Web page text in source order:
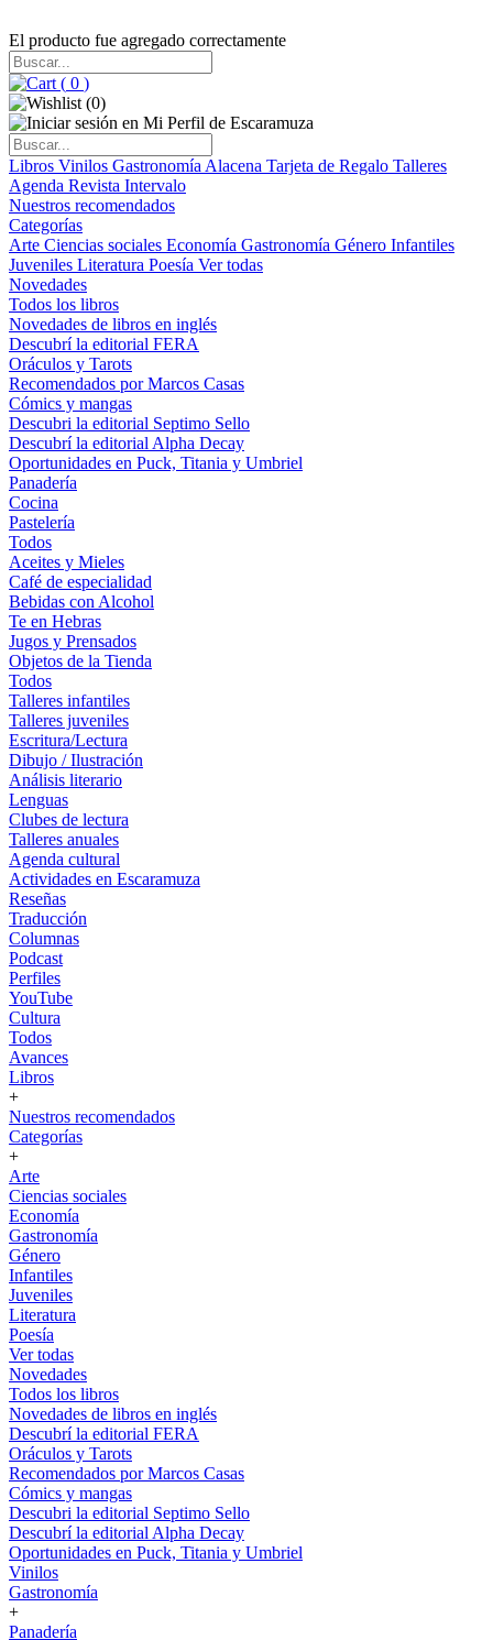
El producto fue agregado correctamente
( 0 )
(0)
Libros Vinilos Gastronomía Alacena Tarjeta de Regalo Talleres
Agenda Revista Intervalo
Nuestros recomendados
Categorías
Arte Ciencias sociales Economía Gastronomía Género Infantiles
Juveniles Literatura Poesía Ver todas
Novedades
Todos los libros
Novedades de libros en inglés
Descubrí la editorial FERA
Oráculos y Tarots
Recomendados por Marcos Casas
Cómics y mangas
Descubri la editorial Septimo Sello
Descubrí la editorial Alpha Decay
Oportunidades en Puck, Titania y Umbriel
Panadería
Cocina
Pastelería
Todos
Aceites y Mieles
Café de especialidad
Bebidas con Alcohol
Te en Hebras
Jugos y Prensados
Objetos de la Tienda
Todos
Talleres infantiles
Talleres juveniles
Escritura/Lectura
Dibujo / Ilustración
Análisis literario
Lenguas
Clubes de lectura
Talleres anuales
Agenda cultural
Actividades en Escaramuza
Reseñas
Traducción
Columnas
Podcast
Perfiles
YouTube
Cultura
Todos
Avances
Libros
+
Nuestros recomendados
Categorías
+
Arte
Ciencias sociales
Economía
Gastronomía
Género
Infantiles
Juveniles
Literatura
Poesía
Ver todas
Novedades
Todos los libros
Novedades de libros en inglés
Descubrí la editorial FERA
Oráculos y Tarots
Recomendados por Marcos Casas
Cómics y mangas
Descubri la editorial Septimo Sello
Descubrí la editorial Alpha Decay
Oportunidades en Puck, Titania y Umbriel
Vinilos
Gastronomía
+
Panadería